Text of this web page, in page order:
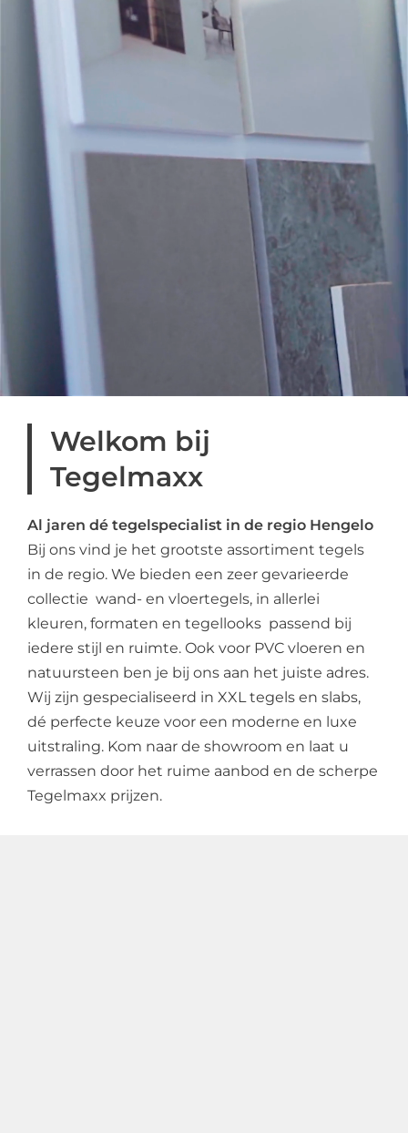
Welkom bij
Tegelmaxx
Al jaren dé tegelspecialist in de regio Hengelo
Bij ons vind je het grootste assortiment tegels
in de regio. We bieden een zeer gevarieerde
collectie wand- en vloertegels, in allerlei
kleuren, formaten en tegellooks passend bij
iedere stijl en ruimte. Ook voor PVC vloeren en
natuursteen ben je bij ons aan het juiste adres.
Wij zijn gespecialiseerd in XXL tegels en slabs,
dé perfecte keuze voor een moderne en luxe
uitstraling. Kom naar de showroom en laat u
verrassen door het ruime aanbod en de scherpe
Tegelmaxx prijzen.